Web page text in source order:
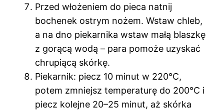
Przed włożeniem do pieca natnij
bochenek ostrym nożem. Wstaw chleb,
a na dno piekarnika wstaw małą blaszkę
z gorącą wodą – para pomoże uzyskać
chrupiącą skórkę.
Piekarnik: piecz 10 minut w 220°C,
potem zmniejsz temperaturę do 200°C i
piecz kolejne 20–25 minut, aż skórka